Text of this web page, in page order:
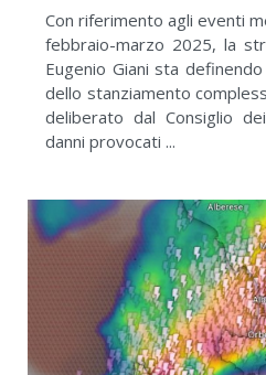
Con riferimento agli eventi
febbraio-marzo 2025, la
Eugenio Giani sta
dello stanziamento
deliberato dal Consiglio
danni provocati ...